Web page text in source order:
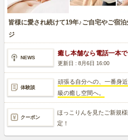
皆様に愛され続けて19年♪ご自宅やご宿
ジ
NEWS
癒し本舗なら電話一本
更新日 : 8月6日 16:00
体験談
頑張る自分への、一番身
級の癒し空間へ。
クーポン
ほっこりんを見たご新規
定！